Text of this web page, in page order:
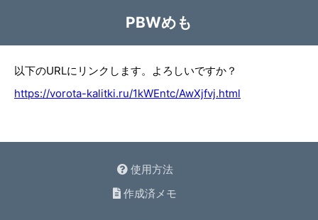
PBWめも
以下のURLにリンクします。よろしいですか？
https://vorota-kalitki.ru/1kWEntc/AwXjfvj.html
使用方法
作成済メモ